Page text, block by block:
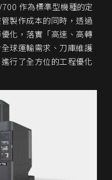
作為標準型機種的定
製作成本的同時，透過
化，落實「高速、高轉
球運輸需求、刀庫維護
行了全方位的工程優化